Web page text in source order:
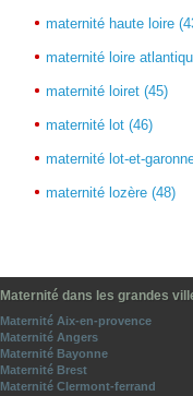
maternité haute loire
maternité loire
maternité loiret (45)
maternité lot (46)
maternité lot-et-
maternité lozère (48)
Maternité dans les grandes
Maternité Aix-en-provence
Maternité Angers
Maternité Bayonne
Maternité Brest
Maternité Clermont-ferrand